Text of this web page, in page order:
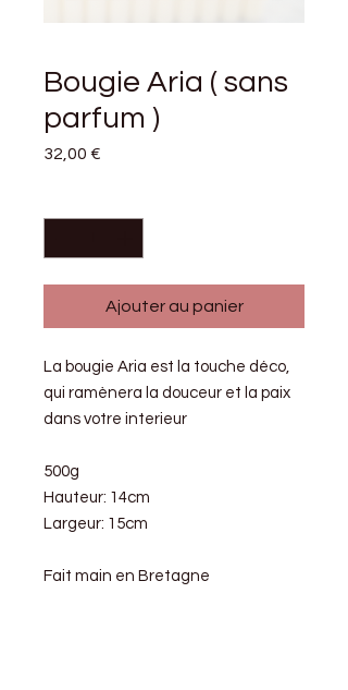
Bougie Aria ( sans
parfum )
32,00 €
Ajouter au panier
La bougie Aria est la touche déco,
qui ramènera la douceur et la paix
dans votre interieur
500g
Hauteur: 14cm
Largeur: 15cm
Fait main en Bretagne